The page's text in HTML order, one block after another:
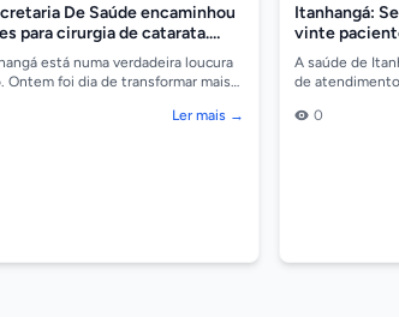
De Saúde encaminhou
para cirurgia de catarata.
está numa verdadeira loucura
Ontem foi dia de transformar mais
Ler mais →
Itanhangá:
vinte
Vídeo
A saúde de
de
0